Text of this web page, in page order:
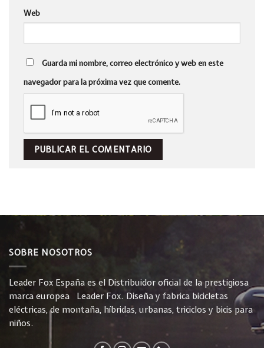
Web
Guarda mi nombre, correo electrónico y web en este
navegador para la próxima vez que comente.
SOBRE NOSOTROS
Leader Fox España es el Distribuidor oficial de la prestigiosa
marca europea Leader Fox. Diseña y fabrica bicicletas
eléctricas, de montaña, híbridas, urbanas, triciclos y bicis para
niños.